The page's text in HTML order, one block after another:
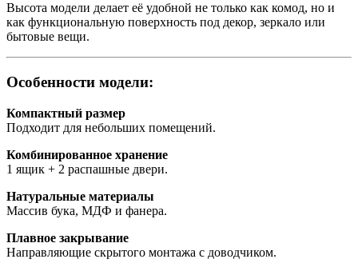
Высота модели делает её удобной не только как комод, но и
как функциональную поверхность под декор, зеркало или
бытовые вещи.
Особенности модели:
Компактный размер
Подходит для небольших помещений.
Комбинированное хранение
1 ящик + 2 распашные двери.
Натуральные материалы
Массив бука, МДФ и фанера.
Плавное закрывание
Направляющие скрытого монтажа с доводчиком.